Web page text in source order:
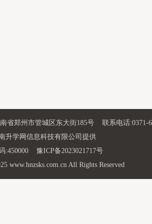
郑州市管城区东大街185号 联系电话:0371-
升学网信息科技有限公司提供
:450000 豫ICP备2023021717号
www.hnzsks.com.cn All Rights Reserved